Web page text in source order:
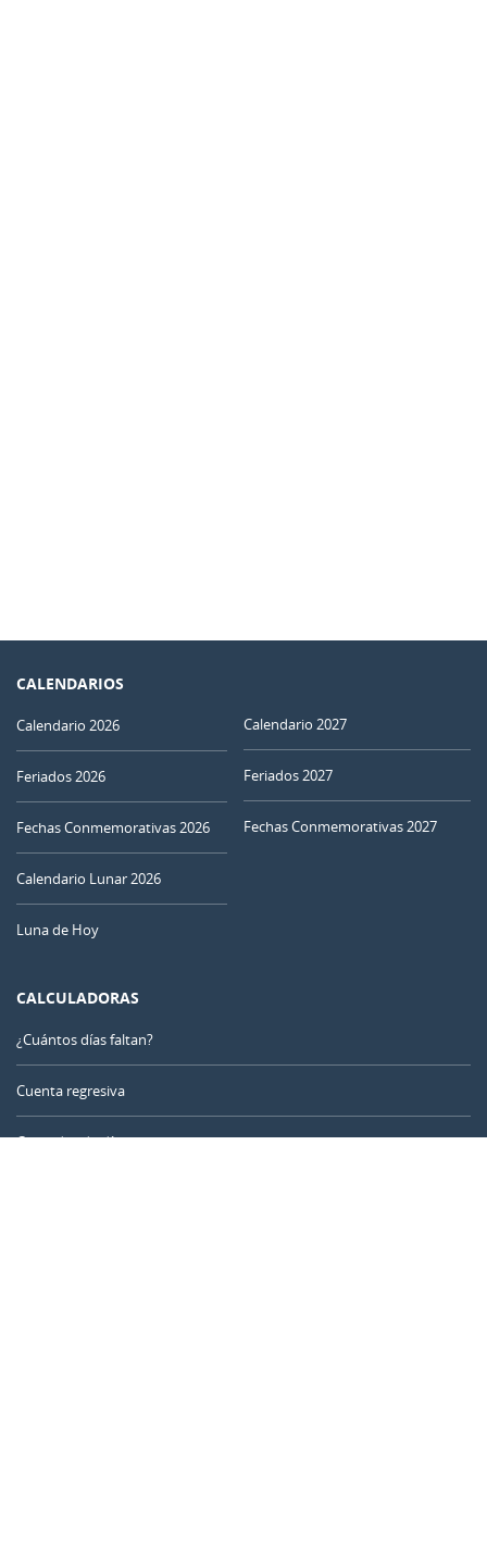
CALENDARIOS
Calendario 2026
Feriados 2026
Fechas Conmemorativas 2026
Calendario Lunar 2026
Luna de Hoy
Calendario 2027
Feriados 2027
Fechas Conmemorativas 2027
CALCULADORAS
¿Cuántos días faltan?
Cuenta regresiva
Contador de días